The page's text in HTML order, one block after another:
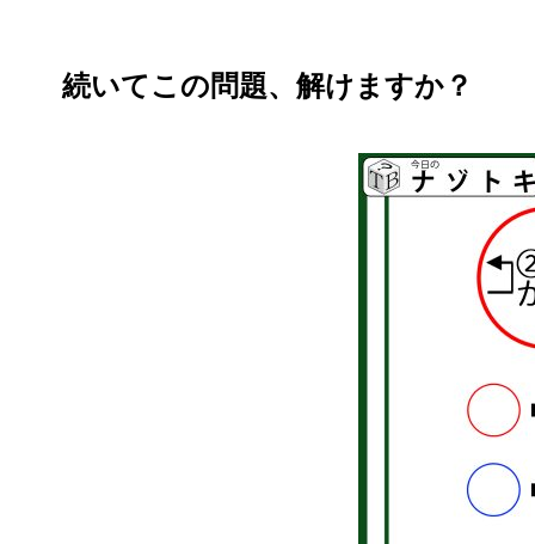
続いてこの問題、解けますか？